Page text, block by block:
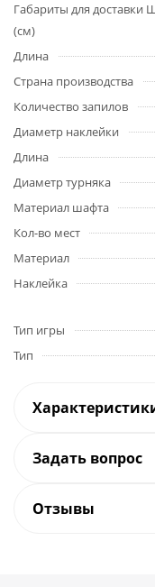
Габариты для доставки
(см)
Длина
Страна производства
Количество запилов
Диаметр наклейки
Длина
Диаметр турняка
Материал шафта
Кол-во мест
Материал
Наклейка
Тип игры
Тип
Задать вопрос
Отзывы